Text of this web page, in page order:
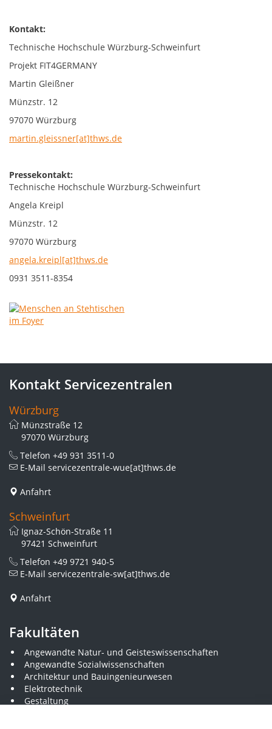
Kontakt:
Technische Hochschule Würzburg-Schweinfurt
Projekt FIT4GERMANY
Martin Gleißner
Münzstr. 12
97070 Würzburg
martin.gleissner[at]thws.de
Pressekontakt:
Technische Hochschule Würzburg-Schweinfurt
Angela Kreipl
Münzstr. 12
97070 Würzburg
angela.kreipl[at]thws.de
0931 3511-8354
Kontakt Servicezentralen
Würzburg
Münzstraße 12
97070 Würzburg
Telefon +49 931 3511-0
E-Mail servicezentrale-wue[at]thws.de
Anfahrt
Schweinfurt
Ignaz-Schön-Straße 11
97421 Schweinfurt
Telefon +49 9721 940-5
E-Mail servicezentrale-sw[at]thws.de
Anfahrt
Fakultäten
Angewandte Natur- und Geisteswissenschaften
Angewandte Sozialwissenschaften
Architektur und Bauingenieurwesen
Elektrotechnik
Gestaltung